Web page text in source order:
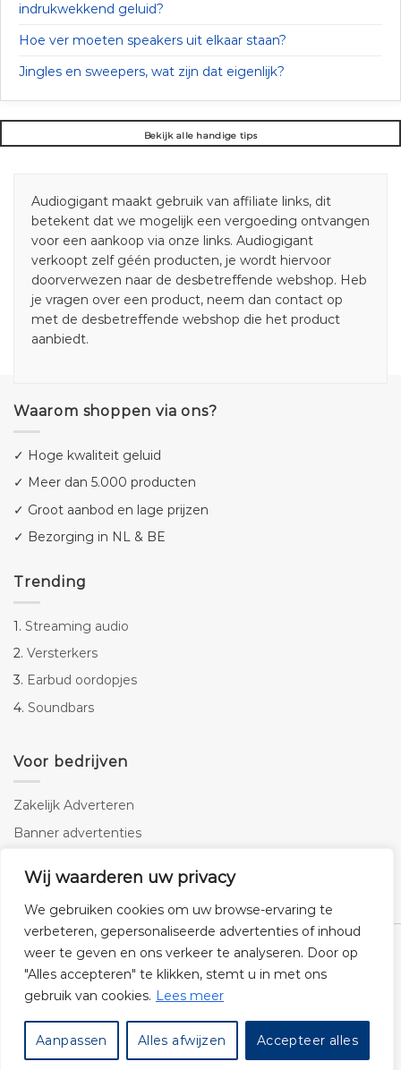
Wij waarderen uw privacy
We gebruiken cookies om uw browse-ervaring te
verbeteren, gepersonaliseerde advertenties of inhoud
weer te geven en ons verkeer te analyseren. Door op
"Alles accepteren" te klikken, stemt u in met ons
gebruik van cookies. Lees meer
Aanpassen Alles afwijzen Accepteer alles
indrukwekkend geluid?
Hoe ver moeten speakers uit elkaar staan?
Jingles en sweepers, wat zijn dat eigenlijk?
Bekijk alle handige tips
Audiogigant maakt gebruik van affiliate links, dit
betekent dat we mogelijk een vergoeding ontvangen
voor een aankoop via onze links. Audiogigant
verkoopt zelf géén producten, je wordt hiervoor
doorverwezen naar de desbetreffende webshop. Heb
je vragen over een product, neem dan contact op
met de desbetreffende webshop die het product
aanbiedt.
Waarom shoppen via ons?
✓ Hoge kwaliteit geluid
✓ Meer dan 5.000 producten
✓ Groot aanbod en lage prijzen
✓ Bezorging in NL & BE
Trending
1. Streaming audio
2. Versterkers
3. Earbud oordopjes
4. Soundbars
Voor bedrijven
Zakelijk Adverteren
Banner advertenties
SEO copywriting
© 2026 -Audiogigant